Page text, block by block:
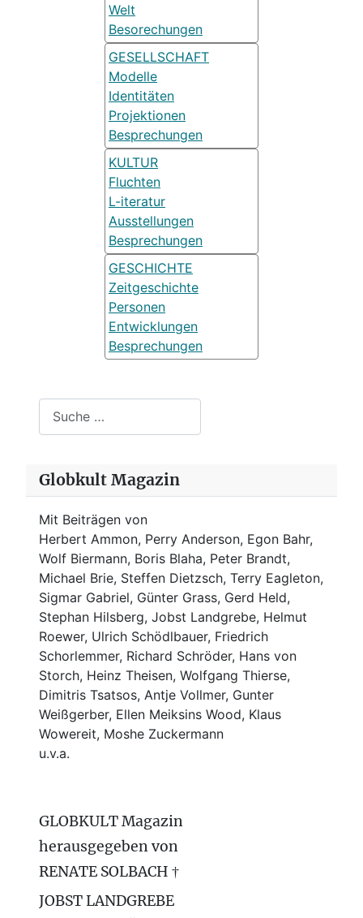
Welt
Besorechungen
GESELLSCHAFT
Modelle
Identitäten
Projektionen
Besprechungen
KULTUR
Fluchten
L-iteratur
Ausstellungen
Besprechungen
GESCHICHTE
Zeitgeschichte
Personen
Entwicklungen
Besprechungen
Globkult Magazin
Mit Beiträgen von
Herbert Ammon, Perry Anderson, Egon Bahr,
Wolf Biermann, Boris Blaha, Peter Brandt,
Michael Brie, Steffen Dietzsch, Terry Eagleton,
Sigmar Gabriel, Günter Grass, Gerd Held,
Stephan Hilsberg, Jobst Landgrebe, Helmut
Roewer, Ulrich Schödlbauer, Friedrich
Schorlemmer, Richard Schröder, Hans von
Storch, Heinz Theisen, Wolfgang Thierse,
Dimitris Tsatsos, Antje Vollmer, Gunter
Weißgerber, Ellen Meiksins Wood, Klaus
Wowereit, Moshe Zuckermann
u.v.a.
GLOBKULT Magazin
herausgegeben von
RENATE SOLBACH †
JOBST LANDGREBE